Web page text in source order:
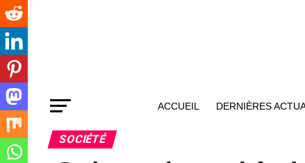
ACCUEIL DERNIÈRES
SOCIÉTÉ